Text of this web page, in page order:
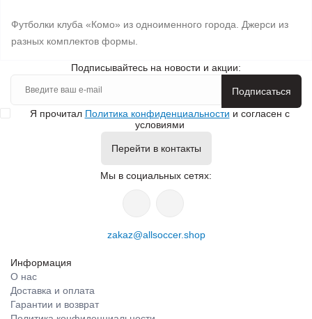
Футболки клуба «Комо» из одноименного города. Джерси из
разных комплектов формы.
Подписывайтесь на новости и акции:
Подписаться
Я прочитал Политика конфиденциальности и согласен с
условиями
Перейти в контакты
Мы в социальных сетях:
zakaz@allsoccer.shop
Информация
О нас
Доставка и оплата
Гарантии и возврат